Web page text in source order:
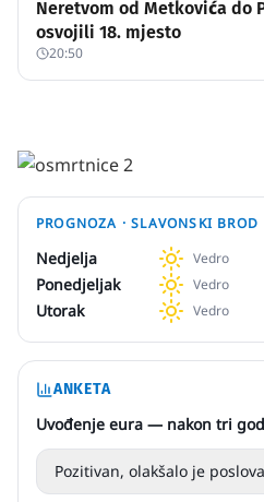
Neretvom od Metkovića do
osvojili 18. mjesto
20:50
PROGNOZA ·SLAVONSKI BROD
Nedjelja Vedro
Ponedjeljak
Vedro
Utorak
Vedro
ANKETA
Uvođenje eura — nakon tri
Pozitivan, olakšalo je